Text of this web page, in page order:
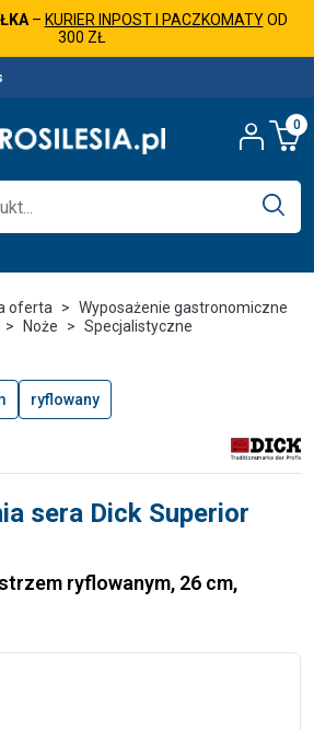
– KURIER INPOST I PACZKOMATYOD
300 ZŁ
0
oferta
Wyposażenie gastronomiczne
Noże Specjalistyczne
ryflowany
sera Dick Superior
ryflowanym, 26 cm,